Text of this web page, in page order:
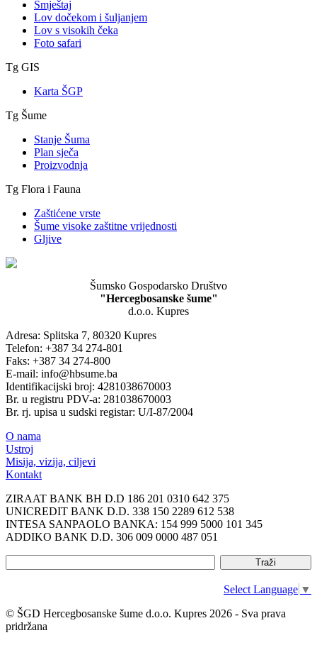
Smještaj
Lov dočekom i šuljanjem
Lov s visokih čeka
Foto safari
Tg GIS
Karta ŠGP
Tg Šume
Stanje Šuma
Plan sječa
Proizvodnja
Tg Flora i Fauna
Zaštićene vrste
Šume visoke zaštitne vrijednosti
Gljive
Šumsko Gospodarsko Društvo
"Hercegbosanske šume"
d.o.o. Kupres
Adresa: Splitska 7, 80320 Kupres
Telefon: +387 34 274-801
Faks: +387 34 274-800
E-mail: info@hbsume.ba
Identifikacijski broj: 4281038670003
Br. u registru PDV-a: 281038670003
Br. rj. upisa u sudski registar: U/I-87/2004
O nama
Ustroj
Misija, vizija, ciljevi
Kontakt
ZIRAAT BANK BH D.D 186 201 0310 642 375
UNICREDIT BANK D.D. 338 150 2289 612 538
INTESA SANPAOLO BANKA: 154 999 5000 101 345
ADDIKO BANK D.D. 306 009 0000 487 051
Select Language ▼
© ŠGD Hercegbosanske šume d.o.o. Kupres 2026 - Sva prava
pridržana